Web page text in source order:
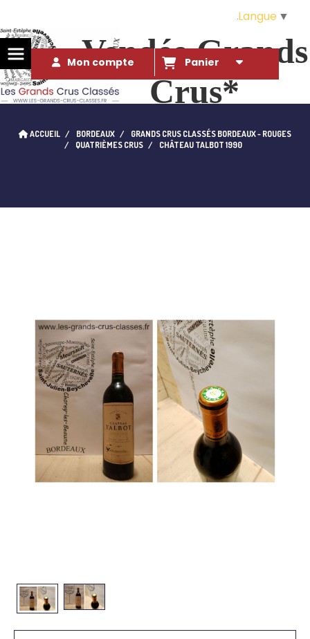
Vendée Grands
Crus*
qui l'eût cru...
Mon compte Panier
ACCUEIL BORDEAUX
GRANDS CRUS CLASSÉS BORDEAUX - ROUGES
QUATRIÈMES CRUS
CHÂTEAU TALBOT 1990
Langue ▼